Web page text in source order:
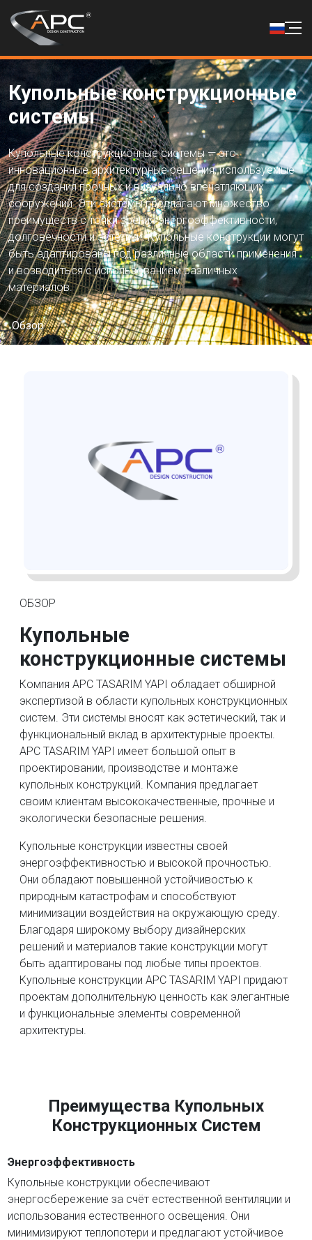
Купольные конструкционные
системы
Купольные конструкционные системы — это
инновационные архитектурные решения, используемые
для создания прочных и визуально впечатляющих
сооружений. Эти системы предлагают множество
преимуществ с точки зрения энергоэффективности,
долговечности и эстетики. Купольные конструкции могут
быть адаптированы под различные области применения
и возводиться с использованием различных
материалов.
Обзор
ОБЗОР
Купольные
конструкционные системы
Компания APC TASARIM YAPI обладает обширной
экспертизой в области купольных конструкционных
систем. Эти системы вносят как эстетический, так и
функциональный вклад в архитектурные проекты.
APC TASARIM YAPI имеет большой опыт в
проектировании, производстве и монтаже
купольных конструкций. Компания предлагает
своим клиентам высококачественные, прочные и
экологически безопасные решения.
Купольные конструкции известны своей
энергоэффективностью и высокой прочностью.
Они обладают повышенной устойчивостью к
природным катастрофам и способствуют
минимизации воздействия на окружающую среду.
Благодаря широкому выбору дизайнерских
решений и материалов такие конструкции могут
быть адаптированы под любые типы проектов.
Купольные конструкции APC TASARIM YAPI придают
проектам дополнительную ценность как элегантные
и функциональные элементы современной
архитектуры.
Преимущества Купольных
Конструкционных Систем
Энергоэффективность
Купольные конструкции обеспечивают
энергосбережение за счёт естественной вентиляции и
использования естественного освещения. Они
минимизируют теплопотери и предлагают устойчивое